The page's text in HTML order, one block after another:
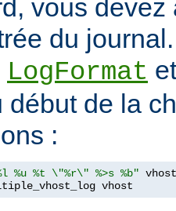
vous
du
LogFormat
début de la
:
%u %t \"%r\" %>s %b"
vhost